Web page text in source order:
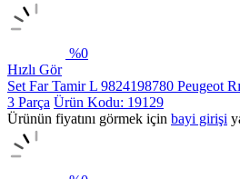
%0
Hızlı Gör
Set Far Tamir L 9824198780 Peugeot
3 Parça Ürün Kodu: 19129
Ürünün fiyatını görmek için bayi girişi